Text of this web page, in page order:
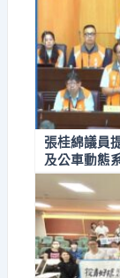
張桂綿議員
及公車動態